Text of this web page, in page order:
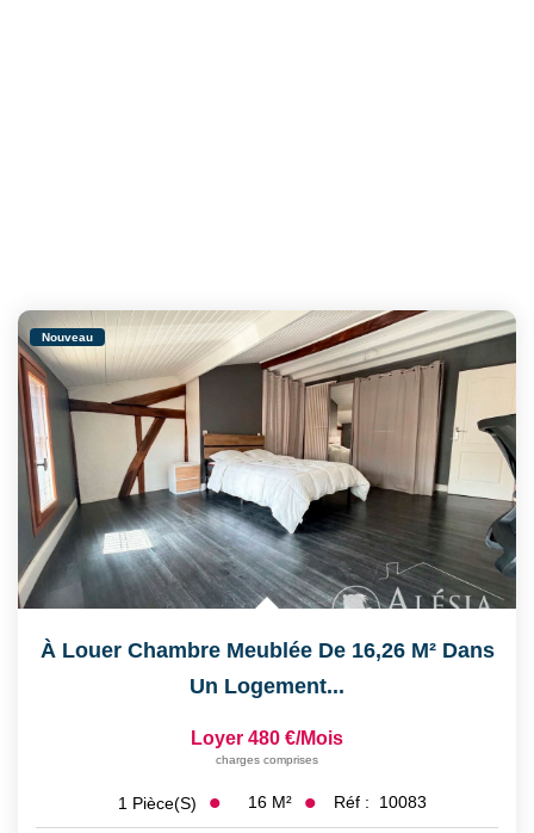
Nouveau
À Louer Chambre Meublée De 16,26 M² Dans
Un Logement...
Loyer 480 €/mois
charges comprises
1 Pièce(s) 16 M² Réf : 10083